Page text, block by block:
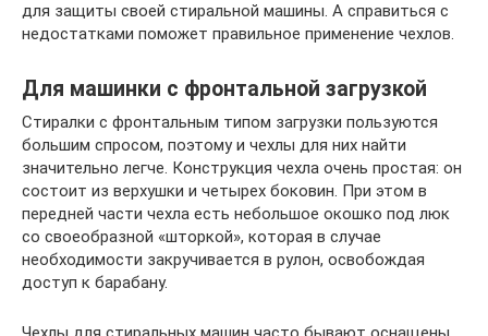
для защиты своей стиральной машины. А справиться с
недостатками поможет правильное применение чехлов.
Для машинки с фронтальной загрузкой
Стиралки с фронтальным типом загрузки пользуются
большим спросом, поэтому и чехлы для них найти
значительно легче. Конструкция чехла очень простая: он
состоит из верхушки и четырех боковин. При этом в
передней части чехла есть небольшое окошко под люк
со своеобразной «шторкой», которая в случае
необходимости закручивается в рулон, освобождая
доступ к барабану.